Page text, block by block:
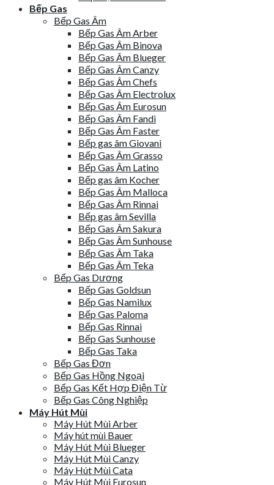
Bếp Gas
Bếp Gas Âm
Bếp Gas Âm Arber
Bếp Gas Âm Binova
Bếp Gas Âm Blueger
Bếp Gas Âm Canzy
Bếp Gas Âm Chefs
Bếp Gas Âm Electrolux
Bếp Gas Âm Eurosun
Bếp Gas Âm Fandi
Bếp Gas Âm Faster
Bếp gas âm Giovani
Bếp Gas Âm Grasso
Bếp Gas Âm Latino
Bếp gas âm Kocher
Bếp Gas Âm Malloca
Bếp Gas Âm Rinnai
Bếp gas âm Sevilla
Bếp Gas Âm Sakura
Bếp Gas Âm Sunhouse
Bếp Gas Âm Taka
Bếp Gas Âm Teka
Bếp Gas Dương
Bếp Gas Goldsun
Bếp Gas Namilux
Bếp Gas Paloma
Bếp Gas Rinnai
Bếp Gas Sunhouse
Bếp Gas Taka
Bếp Gas Đơn
Bếp Gas Hồng Ngoại
Bếp Gas Kết Hợp Điện Từ
Bếp Gas Công Nghiệp
Máy Hút Mùi
Máy Hút Mùi Arber
Máy hút mùi Bauer
Máy Hút Mùi Blueger
Máy Hút Mùi Canzy
Máy Hút Mùi Cata
Máy Hút Mùi Eurosun